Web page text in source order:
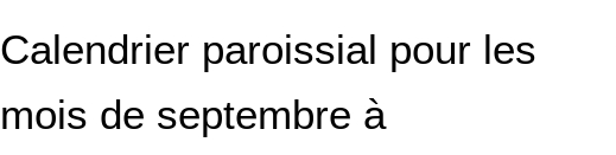
Calendrier paroissial pour les
mois de septembre à